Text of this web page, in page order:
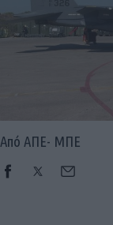
Από ΑΠΕ- ΜΠΕ